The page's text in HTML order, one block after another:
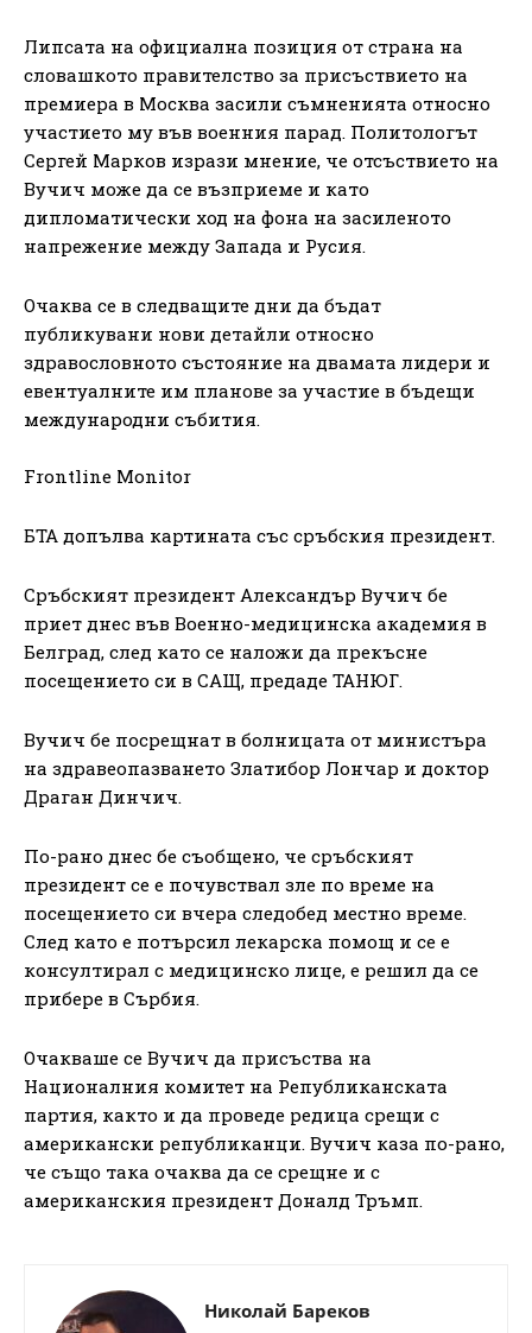
Липсата на официална позиция от страна на
словашкото правителство за присъствието на
премиера в Москва засили съмненията относно
участието му във военния парад. Политологът
Сергей Марков изрази мнение, че отсъствието на
Вучич може да се възприеме и като
дипломатически ход на фона на засиленото
напрежение между Запада и Русия.
Очаква се в следващите дни да бъдат
публикувани нови детайли относно
здравословното състояние на двамата лидери и
евентуалните им планове за участие в бъдещи
международни събития.
Frontline Monitor
БТА допълва картината със сръбския президент.
Сръбският президент Александър Вучич бе
приет днес във Военно-медицинска академия в
Белград, след като се наложи да прекъсне
посещението си в САЩ, предаде ТАНЮГ.
Вучич бе посрещнат в болницата от министъра
на здравеопазването Златибор Лончар и доктор
Драган Динчич.
По-рано днес бе съобщено, че сръбският
президент се е почувствал зле по време на
посещението си вчера следобед местно време.
След като е потърсил лекарска помощ и се е
консултирал с медицинско лице, е решил да се
прибере в Сърбия.
Очакваше се Вучич да присъства на
Националния комитет на Републиканската
партия, както и да проведе редица срещи с
американски републиканци. Вучич каза по-рано,
че също така очаква да се срещне и с
американския президент Доналд Тръмп.
Николай Бареков